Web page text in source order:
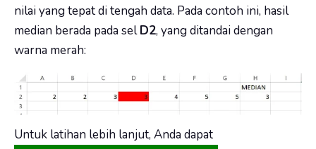
nilai yang tepat di tengah data. Pada contoh ini, hasil
median berada pada selD2, yang ditandai dengan
warna merah:
Untuk latihan lebih lanjut, Anda dapat